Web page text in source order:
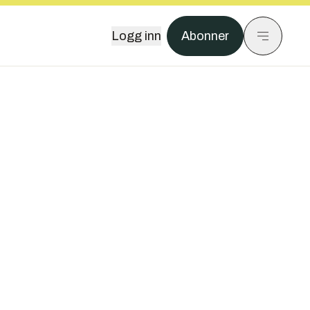
Logg inn Abonner